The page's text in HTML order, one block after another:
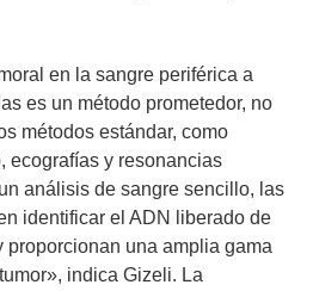
r
á
u
n
a
en la sangre periférica a
es un método prometedor, no
métodos estándar, como
ecografías y resonancias
análisis de sangre sencillo, las
identificar el ADN liberado de
proporcionan una amplia gama
indica Gizeli. La